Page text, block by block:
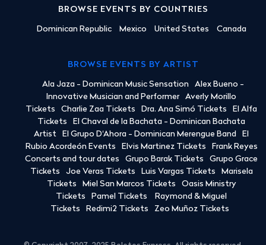
BROWSE EVENTS BY COUNTRIES
Dominican Republic Mexico United States Canada
BROWSE EVENTS BY ARTIST
Ala Jaza - Dominican Music Sensation
Alex Bueno -
Innovative Musician and Performer
Averly Morillo
Tickets
Charlie Zaa Tickets Dra. Ana Simó Tickets
El Alfa
Tickets
El Chaval de la Bachata - Dominican Bachata
Artist
El Grupo D'Ahora - Dominican Merengue Band
El
Rubio Acordeón Events
Elvis Martinez Tickets
Frank Reyes
Concerts and tour dates
Grupo Barak Tickets
Grupo Grace
Tickets
Joe Veras Tickets Luis Vargas Tickets
Marisela
Tickets
Miel San Marcos Tickets
Oasis Ministry
Tickets
Pamel Tickets
Raymond & Miguel
Tickets
Redimi2 Tickets Zeo Muñoz Tickets